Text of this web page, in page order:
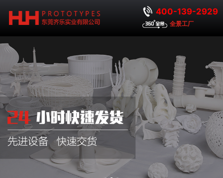
400-139-2929
全景工厂